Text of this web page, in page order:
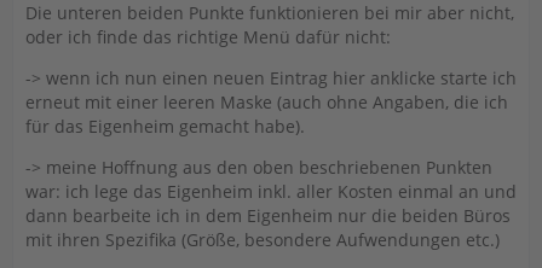
Die unteren beiden Punkte funktionieren bei mir aber nicht,
oder ich finde das richtige Menü dafür nicht:
-> wenn ich nun einen neuen Eintrag hier anklicke starte ich
erneut mit einer leeren Maske (auch ohne Angaben, die ich
für das Eigenheim gemacht habe).
-> meine Hoffnung aus den oben beschriebenen Punkten
war: ich lege das Eigenheim inkl. aller Kosten einmal an und
dann bearbeite ich in dem Eigenheim nur die beiden Büros
mit ihren Spezifika (Größe, besondere Aufwendungen etc.)